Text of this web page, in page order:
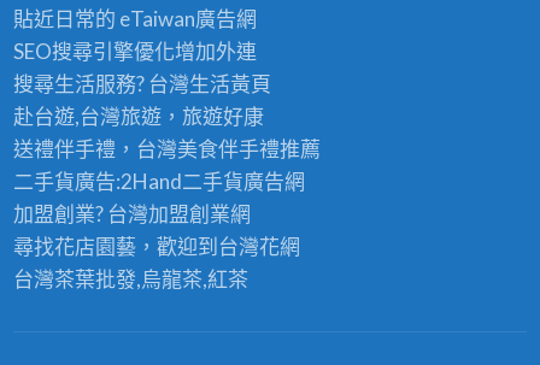
貼近日常的 eTaiwan廣告網
SEO搜尋引擎優化增加外連
搜尋生活服務? 台灣生活黃頁
赴台遊,台灣旅遊，旅遊好康
送禮伴手禮，台灣美食伴手禮推薦
二手貨廣告:2Hand二手貨廣告網
加盟創業? 台灣加盟創業網
尋找花店園藝，歡迎到台灣花網
台灣茶葉批發,烏龍茶,紅茶